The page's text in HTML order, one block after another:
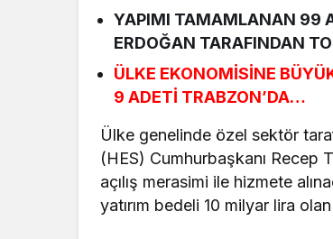
YAPIMI TAMAMLANAN 99
ERDOĞAN TARAFINDAN
ÜLKE EKONOMİSİNE
9 ADETİ TRABZON’DA…
Ülke genelinde özel sektör
(HES) Cumhurbaşkanı Recep
açılış merasimi ile hizmete
yatırım bedeli 10 milyar lira